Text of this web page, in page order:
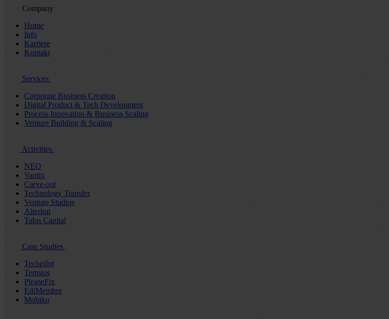
Company
Home
Info
Karriere
Kontakt
Services
Corporate Business Creation
Digital Product & Tech Development
Process Innovation & Business Scaling
Venture Building & Scaling
Activities
NEO
Vantix
Carve-out
Technology Transfer
Venture Studios
Alterion
Talos Capital
Case Studies
Techpilot
Termios
PleaseFix
EdiMembre
Mobiko